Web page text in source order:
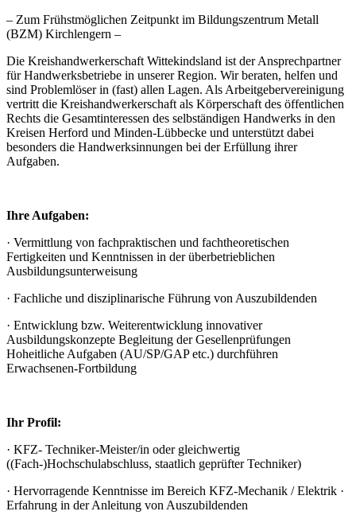
– Zum Frühstmöglichen Zeitpunkt im Bildungszentrum Metall
(BZM) Kirchlengern –
Die Kreishandwerkerschaft Wittekindsland ist der Ansprechpartner
für Handwerksbetriebe in unserer Region. Wir beraten, helfen und
sind Problemlöser in (fast) allen Lagen. Als Arbeitgebervereinigung
vertritt die Kreishandwerkerschaft als Körperschaft des öffentlichen
Rechts die Gesamtinteressen des selbständigen Handwerks in den
Kreisen Herford und Minden-Lübbecke und unterstützt dabei
besonders die Handwerksinnungen bei der Erfüllung ihrer
Aufgaben.
Ihre Aufgaben:
· Vermittlung von fachpraktischen und fachtheoretischen
Fertigkeiten und Kenntnissen in der überbetrieblichen
Ausbildungsunterweisung
· Fachliche und disziplinarische Führung von Auszubildenden
· Entwicklung bzw. Weiterentwicklung innovativer
Ausbildungskonzepte Begleitung der Gesellenprüfungen
Hoheitliche Aufgaben (AU/SP/GAP etc.) durchführen
Erwachsenen-Fortbildung
Ihr Profil:
· KFZ- Techniker-Meister/in oder gleichwertig
((Fach-)Hochschulabschluss, staatlich geprüfter Techniker)
· Hervorragende Kenntnisse im Bereich KFZ-Mechanik / Elektrik ·
Erfahrung in der Anleitung von Auszubildenden